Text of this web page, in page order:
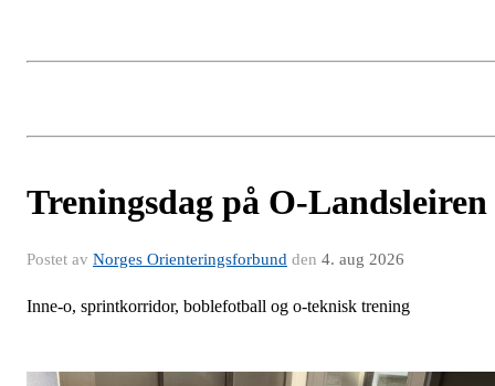
Treningsdag på O-Landsleiren
Postet av Norges Orienteringsforbund den 4. aug 2026
Inne-o, sprintkorridor, boblefotball og o-teknisk trening